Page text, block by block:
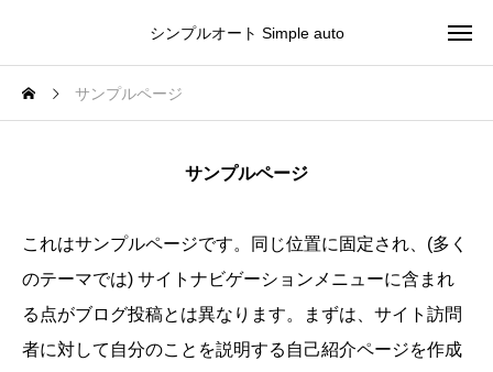
シンプルオート Simple auto
サンプルページ
サンプルページ
これはサンプルページです。同じ位置に固定され、(多く
のテーマでは) サイトナビゲーションメニューに含まれ
る点がブログ投稿とは異なります。まずは、サイト訪問
者に対して自分のことを説明する自己紹介ページを作成